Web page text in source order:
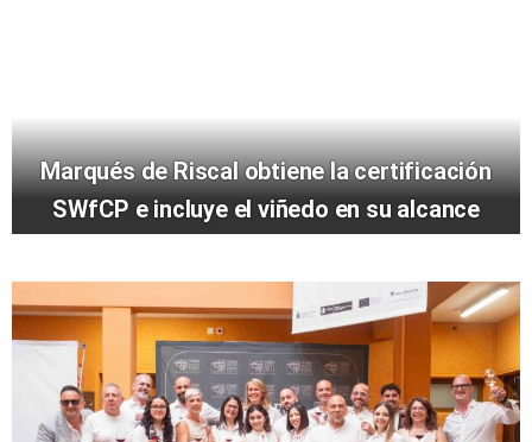
Marqués de Riscal obtiene la certificación
SWfCP e incluye el viñedo en su alcance